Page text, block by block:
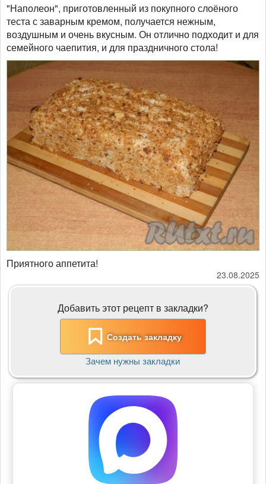
"Наполеон", приготовленный из покупного слоёного
теста с заварным кремом, получается нежным,
воздушным и очень вкусным. Он отлично подходит и для
семейного чаепития, и для праздничного стола!
Приятного аппетита!
23.08.2025
Добавить этот рецепт в закладки?
Создать закладку
Зачем нужны закладки